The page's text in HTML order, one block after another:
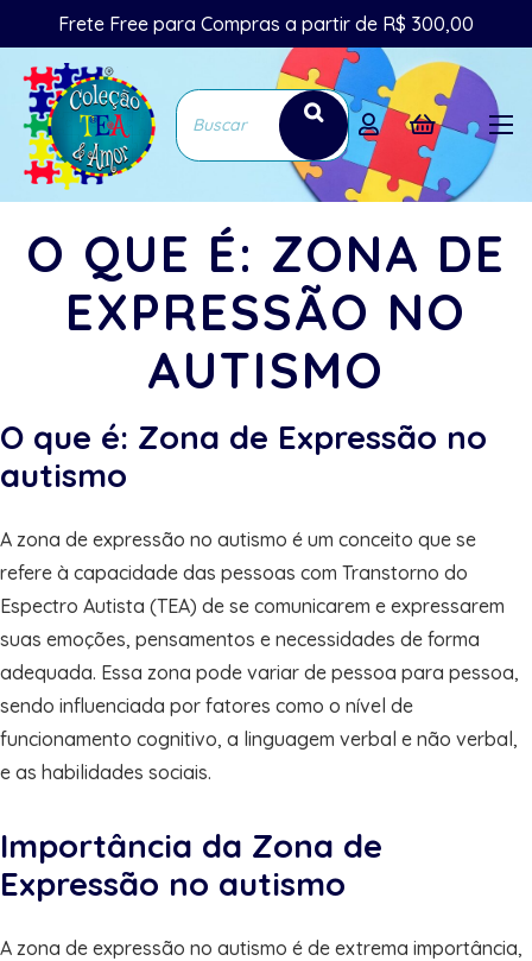
Frete Free para Compras a partir de R$ 300,00
O QUE É: ZONA DE
EXPRESSÃO NO
AUTISMO
O que é: Zona de Expressão no
autismo
A zona de expressão no autismo é um conceito que se
refere à capacidade das pessoas com Transtorno do
Espectro Autista (TEA) de se comunicarem e expressarem
suas emoções, pensamentos e necessidades de forma
adequada. Essa zona pode variar de pessoa para pessoa,
sendo influenciada por fatores como o nível de
funcionamento cognitivo, a linguagem verbal e não verbal,
e as habilidades sociais.
Importância da Zona de
Expressão no autismo
A zona de expressão no autismo é de extrema importância,